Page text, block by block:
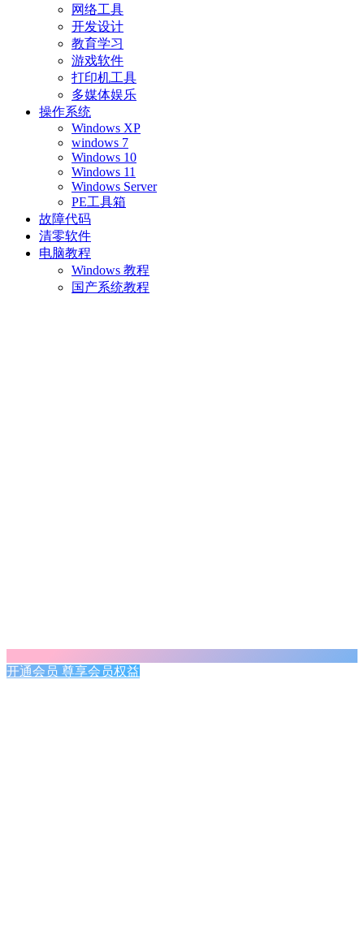
网络工具
开发设计
教育学习
游戏软件
打印机工具
多媒体娱乐
操作系统
Windows XP
windows 7
Windows 10
Windows 11
Windows Server
PE工具箱
故障代码
清零软件
电脑教程
Windows 教程
国产系统教程
开通会员 尊享会员权益